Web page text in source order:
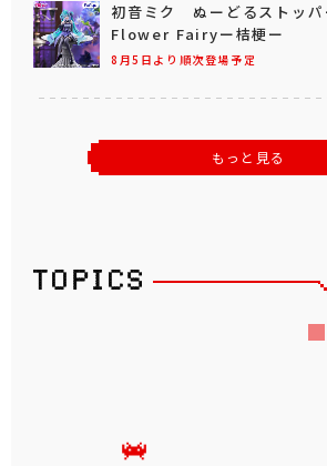
8月5日より順次登場予定
初音ミク ぬーどるストッパ
Flower Fairyー桔梗ー
もっと見る